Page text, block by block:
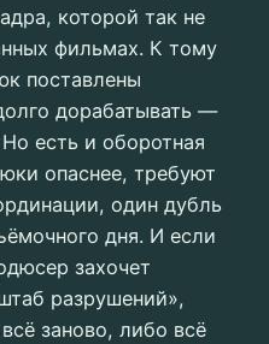
которой так не
фильмах. К тому
поставлены
дорабатывать —
есть и оборотная
опаснее, требуют
один дубль
дня. И если
захочет
разрушений»,
заново, либо всё